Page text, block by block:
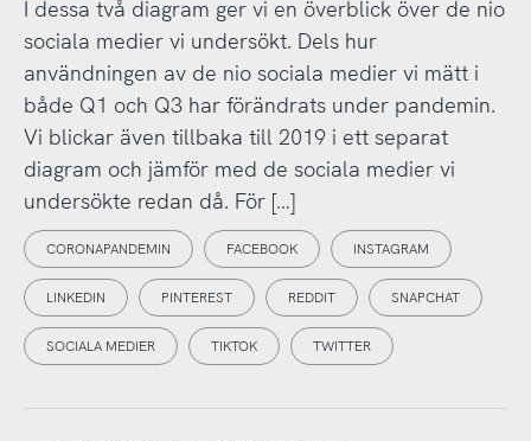
I dessa två diagram ger vi en överblick över de nio
sociala medier vi undersökt. Dels hur
användningen av de nio sociala medier vi mätt i
både Q1 och Q3 har förändrats under pandemin.
Vi blickar även tillbaka till 2019 i ett separat
diagram och jämför med de sociala medier vi
undersökte redan då. För […]
CORONAPANDEMIN FACEBOOK INSTAGRAM
LINKEDIN PINTEREST REDDIT SNAPCHAT
SOCIALA MEDIER TIKTOK TWITTER